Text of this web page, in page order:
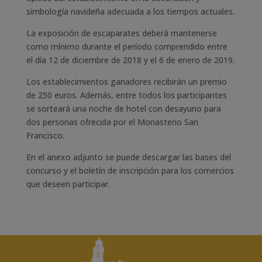
simbología navideña adecuada a los tiempos actuales.
La exposición de escaparates deberá mantenerse
como mínimo durante el período comprendido entre
el día 12 de diciembre de 2018 y el 6 de enero de 2019.
Los establecimientos ganadores recibirán un premio
de 250 euros. Además, entre todos los participantes
se sorteará una noche de hotel con desayuno para
dos personas ofrecida por el Monasterio San
Francisco.
En el anexo adjunto se puede descargar las bases del
concurso y el boletín de inscripción para los comercios
que deseen participar.